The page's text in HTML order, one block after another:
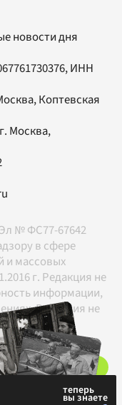
новости дня
ИНН
Коптевская
Москва,
№ ФС77-67642
в сфере
и массовых
г. Редакция не
информации,
Редакция не
с